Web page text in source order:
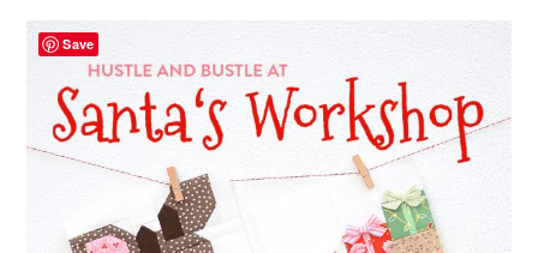
Save